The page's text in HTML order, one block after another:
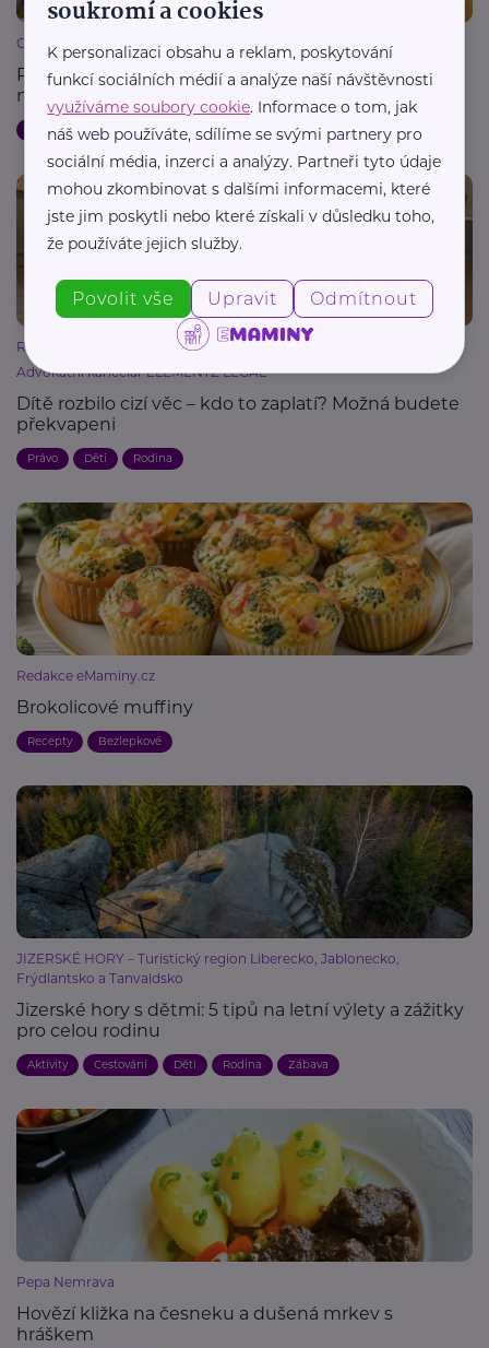
Centrum LIRA, z.ú.
Příběhy z LIRY otevřou témata, o kterých se
nemluví snadno
Děti Handicap, porucha Podpora a pomoc Rodina
Reklama
Advokátní kancelář ELEMENTZ LEGAL
Dítě rozbilo cizí věc – kdo to zaplatí? Možná budete
překvapeni
Právo Děti Rodina
Redakce eMaminy.cz
Brokolicové muffiny
Recepty Bezlepkové
JIZERSKÉ HORY – Turistický region Liberecko, Jablonecko,
Frýdlantsko a Tanvaldsko
Jizerské hory s dětmi: 5 tipů na letní výlety a zážitky
pro celou rodinu
Aktivity Cestování Děti Rodina Zábava
Pepa Nemrava
Hovězí kližka na česneku a dušená mrkev s
hráškem
soukromí a cookies
K personalizaci obsahu a reklam, poskytování
funkcí sociálních médií a analýze naší návštěvnosti
využíváme soubory cookie. Informace o tom, jak
náš web používáte, sdílíme se svými partnery pro
sociální média, inzerci a analýzy. Partneři tyto údaje
mohou zkombinovat s dalšími informacemi, které
jste jim poskytli nebo které získali v důsledku toho,
že používáte jejich služby.
Povolit vše Upravit Odmítnout